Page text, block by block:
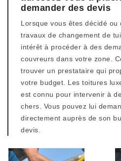
demander des devis
Lorsque vous êtes décidé
travaux de changement de
intérêt à procéder à des
couvreurs dans votre zone.
trouver un prestataire qui
votre budget. Les toitures
est connu pour intervenir à
chers. Vous pouvez lui
directement auprès de son
devis.